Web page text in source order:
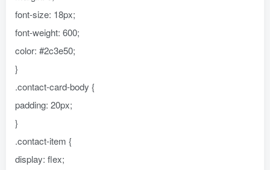
font-size: 18px;
font-weight: 600;
color: #2c3e50;
}
.contact-card-body {
padding: 20px;
}
.contact-item {
display: flex;